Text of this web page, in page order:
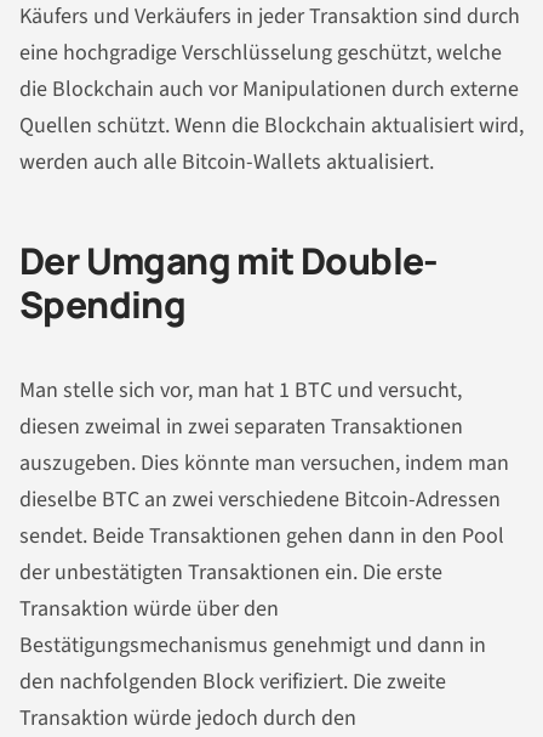
Käufers und Verkäufers in jeder Transaktion sind durch
eine hochgradige Verschlüsselung geschützt, welche
die Blockchain auch vor Manipulationen durch externe
Quellen schützt. Wenn die Blockchain aktualisiert wird,
werden auch alle Bitcoin-Wallets aktualisiert.
Der Umgang mit Double-
Spending
Man stelle sich vor, man hat 1 BTC und versucht,
diesen zweimal in zwei separaten Transaktionen
auszugeben. Dies könnte man versuchen, indem man
dieselbe BTC an zwei verschiedene Bitcoin-Adressen
sendet. Beide Transaktionen gehen dann in den Pool
der unbestätigten Transaktionen ein. Die erste
Transaktion würde über den
Bestätigungsmechanismus genehmigt und dann in
den nachfolgenden Block verifiziert. Die zweite
Transaktion würde jedoch durch den